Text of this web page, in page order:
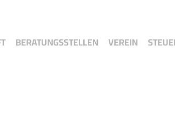
BERATUNGSSTELLEN VEREIN